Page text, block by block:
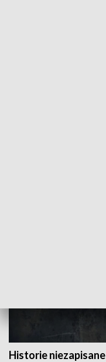
Historie niezapisane